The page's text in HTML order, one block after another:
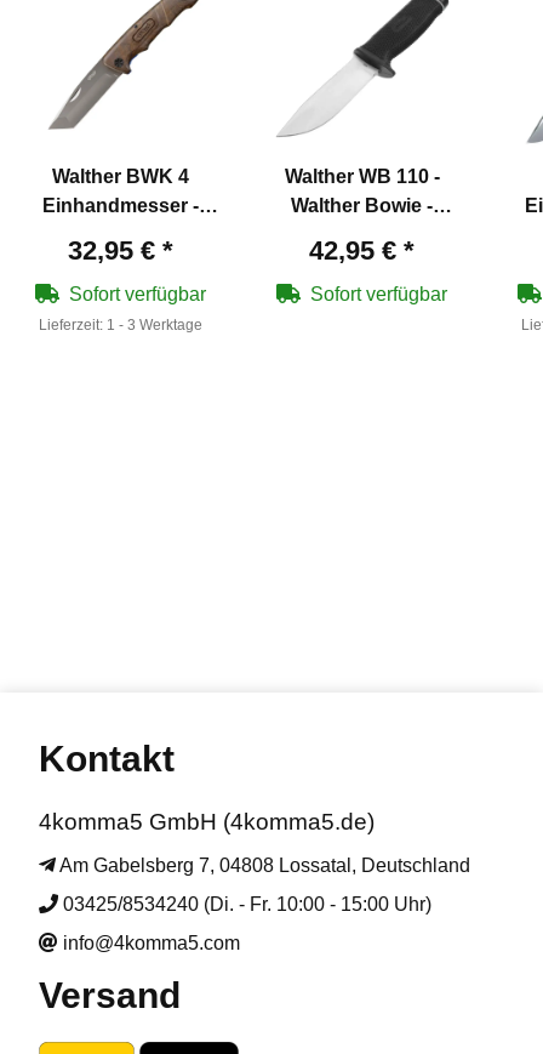
Walther BWK 4
Einhandmesser -
(P18)
32,95 € *
Sofort verfügbar
Lieferzeit: 1 - 3 Werktage
Walther WB 110 -
Walther Bowie -
(P18)
42,95 € *
Sofort verfügbar
Kontakt
4komma5 GmbH (4komma5.de)
Am Gabelsberg 7, 04808 Lossatal, Deutschland
03425/8534240 (Di. - Fr. 10:00 - 15:00 Uhr)
info@4komma5.com
Versand